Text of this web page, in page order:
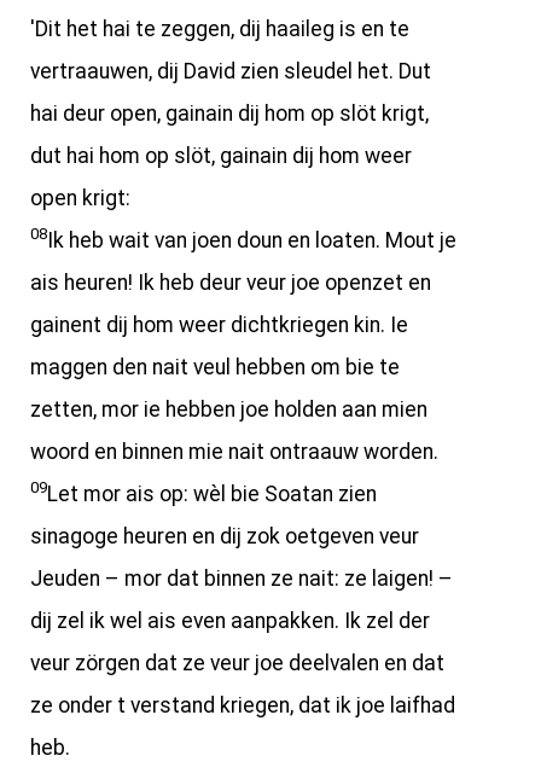
'Dit het hai te zeggen, dij haaileg is en te
vertraauwen, dij David zien sleudel het. Dut
hai deur open, gainain dij hom op slöt krigt,
dut hai hom op slöt, gainain dij hom weer
open krigt:
08 Ik heb wait van joen doun en loaten. Mout je
ais heuren! Ik heb deur veur joe openzet en
gainent dij hom weer dichtkriegen kin. Ie
maggen den nait veul hebben om bie te
zetten, mor ie hebben joe holden aan mien
woord en binnen mie nait ontraauw worden.
09Let mor ais op: wèl bie Soatan zien
sinagoge heuren en dij zok oetgeven veur
Jeuden – mor dat binnen ze nait: ze laigen! –
dij zel ik wel ais even aanpakken. Ik zel der
veur zörgen dat ze veur joe deelvalen en dat
ze onder t verstand kriegen, dat ik joe laifhad
heb.